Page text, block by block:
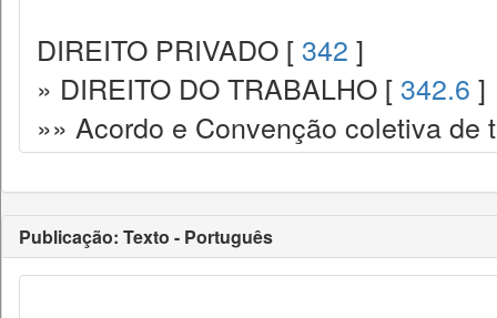
DIREITO PRIVADO [ 342 ]
» DIREITO DO TRABALHO [ 342.6 ]
»» Acordo e Convenção coletiva de
Publicação: Texto - Português